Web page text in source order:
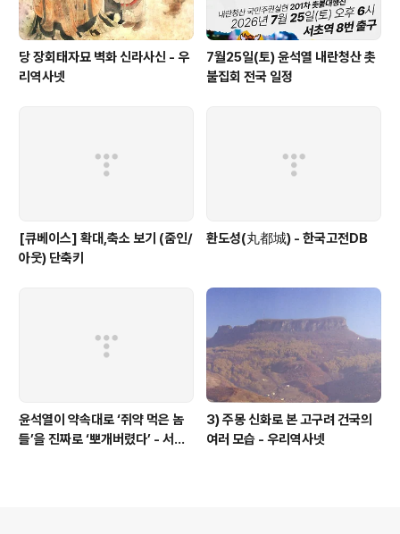
당 장회태자묘 벽화 신라사신 - 우
리역사넷
7월25일(토) 윤석열 내란청산 촛
불집회 전국 일정
[큐베이스] 확대,축소 보기 (줌인/
아웃) 단축키
환도성(丸都城) - 한국고전DB
윤석열이 약속대로 ‘쥐약 먹은 놈
들’을 진짜로 ‘뽀개버렸다’ - 서울
3) 주몽 신화로 본 고구려 건국의
여러 모습 - 우리역사넷